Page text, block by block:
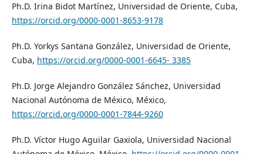
Ph.D. Irina Bidot Martínez, Universidad de Oriente, Cuba,
https://orcid.org/0000-0001-8653-9178
Ph.D. Yorkys Santana González, Universidad de Oriente,
Cuba, https://orcid.org/0000-0001-6645- 3385
Ph.D. Jorge Alejandro González Sánchez, Universidad
Nacional Autónoma de México, México,
https://orcid.org/0000-0001-7844-9260
Ph.D. Víctor Hugo Aguilar Gaxiola, Universidad Nacional